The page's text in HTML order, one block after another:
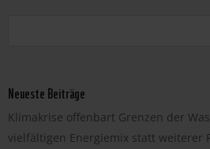
Neueste Beiträge
Klimakrise offenbart Grenzen der
vielfältigen Energiemix statt weiterer